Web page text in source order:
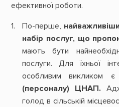
ефективної роботи.
По-перше,
набір послуг, що
мають бути
послуги. Для їхньої
особливим викликом є
(персоналу) ЦНАП.
голод в сільській